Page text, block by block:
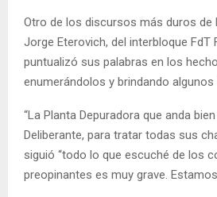
Otro de los discursos más duros de
Jorge Eterovich, del interbloque FdT
puntualizó sus palabras en los
enumerándolos y brindando algunos
“La Planta Depuradora que anda
Deliberante, para tratar todas sus
siguió “todo lo que escuché de los
preopinantes es muy grave.